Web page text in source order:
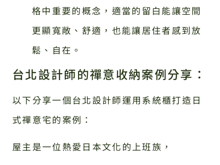
格中重要的概念，適當的留白能讓空間
更顯寬敞、舒適，也能讓居住者感到放
鬆、自在。
台北設計師的禪意收納案例分享：
以下分享一個台北設計師運用系統櫃打造日
式禪意宅的案例：
屋主是一位熱愛日本文化的上班族，